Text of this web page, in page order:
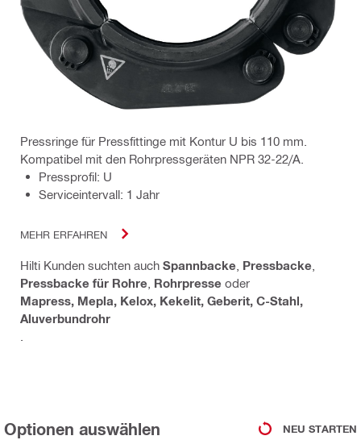
Pressringe für Pressfittinge mit Kontur U bis 110 mm.
Kompatibel mit den Rohrpressgeräten NPR 32-22/A.
Pressprofil: U
Serviceintervall: 1 Jahr
MEHR ERFAHREN
Hilti Kunden suchten auch Spannbacke Pressbacke
Pressbacke für Rohre Rohrpresse oder
Mapress, Mepla, Kelox, Kekelit, Geberit, C-Stahl,
Aluverbundrohr
Optionen auswählen NEU STARTEN